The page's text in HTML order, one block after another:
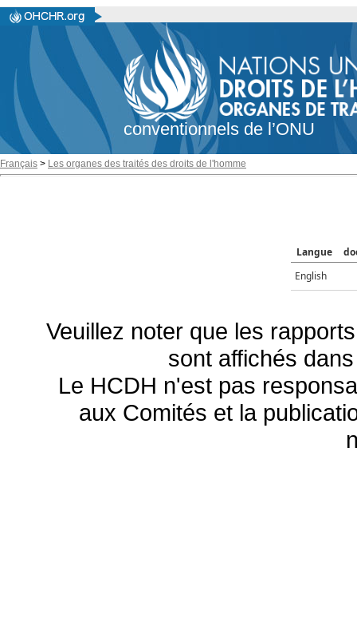
conventionnels de l’ONU
Français > Les organes des traités des droits de l'homme
Langue
English
Veuillez noter que les
sont affichés
Le HCDH n'est pas
aux Comités et la